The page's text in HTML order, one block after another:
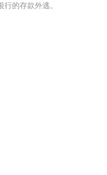
的存款外逃。